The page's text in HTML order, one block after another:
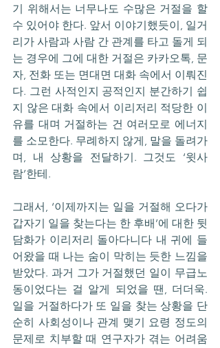
기 위해서는 너무나도 수많은 거절을 할
수 있어야 한다. 앞서 이야기했듯이, 일거
리가 사람과 사람 간 관계를 타고 돌게 되
는 경우에 그에 대한 거절은 카카오톡, 문
자, 전화 또는 면대면 대화 속에서 이뤄진
다. 그런 사적인지 공적인지 분간하기 쉽
지 않은 대화 속에서 이리저리 적당한 이
유를 대며 거절하는 건 여러모로 에너지
를 소모한다. 무례하지 않게, 말을 돌려가
며, 내 상황을 전달하기. 그것도 ‘윗사
람’한테.
그래서, ‘이제까지는 일을 거절해 오다가
갑자기 일을 찾는다는 한 후배’에 대한 뒷
담화가 이리저리 돌아다니다 내 귀에 들
어왔을 때 나는 숨이 막히는 듯한 느낌을
받았다. 과거 그가 거절했던 일이 무급노
동이었다는 걸 알게 되었을 땐, 더더욱.
일을 거절하다가 또 일을 찾는 상황을 단
순히 사회성이나 관계 맺기 요령 정도의
문제로 치부할 때 연구자가 겪는 어려움